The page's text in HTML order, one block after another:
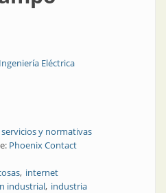
Eléctrica
y normativas
Phoenix Contact
internet
industrial industria